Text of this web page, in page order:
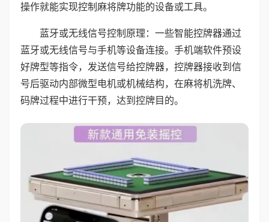
操作就能实现控制麻将牌功能的设备或工具。
蓝牙或无线信号控制原理：一些智能控牌器通过
蓝牙或无线信号与手机等设备连接。手机端软件预设
好牌型等指令，发送信号给控牌器，控牌器接收到信
号后驱动内部微型电机或机械结构，在麻将机洗牌、
码牌过程中进行干预，达到控牌目的。